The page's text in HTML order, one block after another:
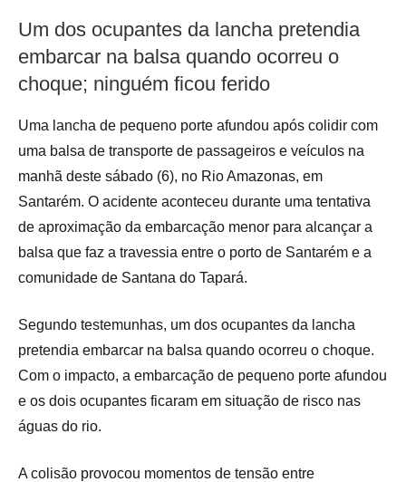
Um dos ocupantes da lancha pretendia
embarcar na balsa quando ocorreu o
choque; ninguém ficou ferido
Uma lancha de pequeno porte afundou após colidir com
uma balsa de transporte de passageiros e veículos na
manhã deste sábado (6), no Rio Amazonas, em
Santarém. O acidente aconteceu durante uma tentativa
de aproximação da embarcação menor para alcançar a
balsa que faz a travessia entre o porto de Santarém e a
comunidade de Santana do Tapará.
Segundo testemunhas, um dos ocupantes da lancha
pretendia embarcar na balsa quando ocorreu o choque.
Com o impacto, a embarcação de pequeno porte afundou
e os dois ocupantes ficaram em situação de risco nas
águas do rio.
A colisão provocou momentos de tensão entre